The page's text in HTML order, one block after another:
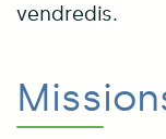
vendredis.